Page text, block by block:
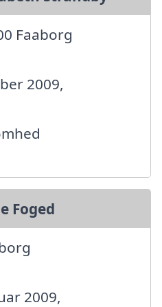
Faaborg
2009,
Foged
2009,